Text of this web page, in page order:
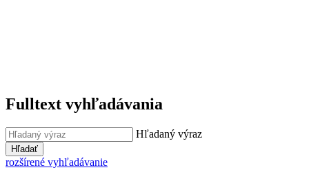
Fulltext vyhľadávania
Hľadaný výraz
Hľadať
rozšírené vyhľadávanie